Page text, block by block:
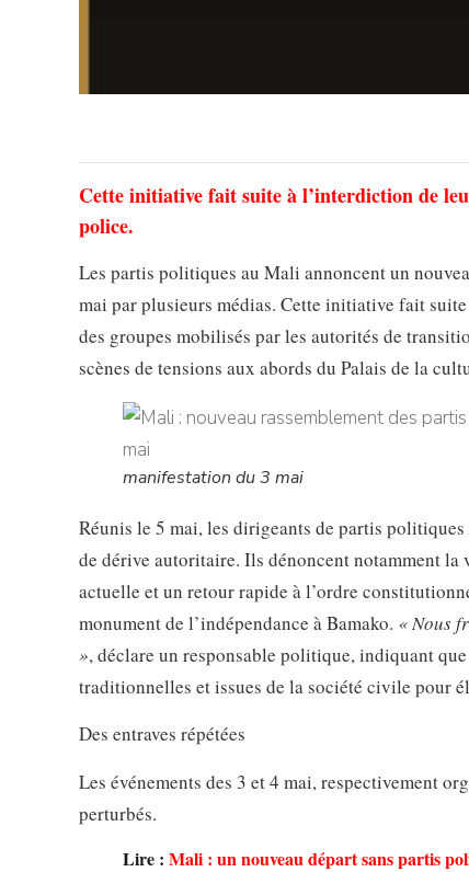
Cette initiative fait suite à l’interdiction de
police.
Les partis politiques au Mali annoncent un
mai par plusieurs médias. Cette initiative fait
des groupes mobilisés par les autorités de
scènes de tensions aux abords du Palais de la
manifestation du 3 mai
Réunis le 5 mai, les dirigeants de partis
de dérive autoritaire. Ils dénoncent notamment
actuelle et un retour rapide à l’ordre
monument de l’indépendance à Bamako. « Nous
», déclare un responsable politique, indiquant
traditionnelles et issues de la société civile pour
Des entraves répétées
Les événements des 3 et 4 mai, respectivement
perturbés.
Lire : Mali : un nouveau départ sans partis